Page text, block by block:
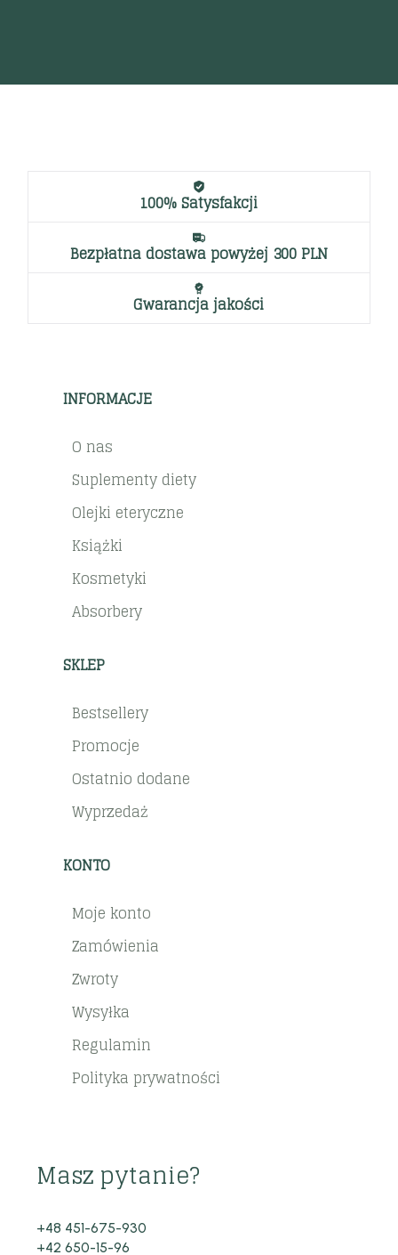
100% Satysfakcji
Bezpłatna dostawa powyżej 300 PLN
Gwarancja jakości
INFORMACJE
O nas
Suplementy diety
Olejki eteryczne
Książki
Kosmetyki
Absorbery
SKLEP
Bestsellery
Promocje
Ostatnio dodane
Wyprzedaż
KONTO
Moje konto
Zamówienia
Zwroty
Wysyłka
Regulamin
Polityka prywatności
Masz pytanie?
+48 451-675-930
+42 650-15-96